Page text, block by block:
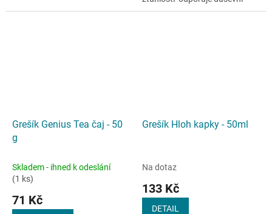
nezdravou stravou,
relaxaci a dobrý
Grešík Genius Tea čaj - 50
g
Skladem - ihned k odeslání
(1 ks)
71 Kč
Grešík Hloh kapky - 50ml
Na dotaz
133 Kč
DETAIL